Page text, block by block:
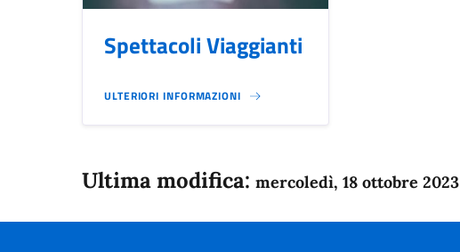
Spettacoli Viaggianti
ULTERIORI INFORMAZIONI
Ultima modifica: mercoledì, 18 ottobre 2023